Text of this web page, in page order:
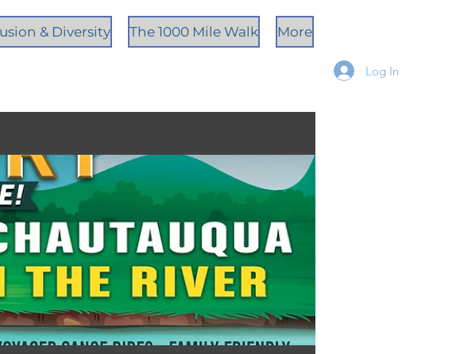
& Diversity The 1000 Mile Walk More
Log In